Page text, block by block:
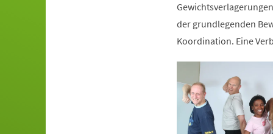
der grundlegenden
Koordination. Eine